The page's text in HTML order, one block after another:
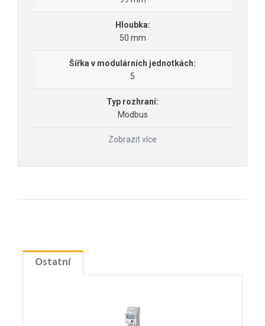
Hloubka:
50 mm
Šířka v modulárních jednotkách:
5
Typ rozhraní:
Modbus
Zobrazit více
Ostatní